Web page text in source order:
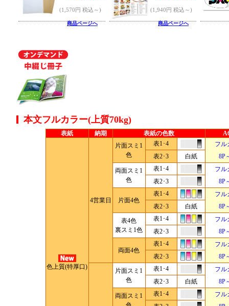
(1,570円 税込～)
商品ページへ
(1,940円 税込～)
商品ページへ
本文フルカラー(上質70kg)
表紙 納期 表紙の色数
色上質(特厚口)
4営業日
片面スミ1
色
表1･4
フル
8P
表2･3
白紙
両面スミ1
色
表1･4
フル
8P
表2･3
片面4色
表1･4
フル
8P
表2･3
白紙
表4色
裏スミ1色
表1･4
フル
8P
表2･3
両面4色
表1･4
フル
8P
表2･3
片面スミ1
色
表1･4
フル
8P
表2･3
白紙
両面スミ1
表1･4
フル